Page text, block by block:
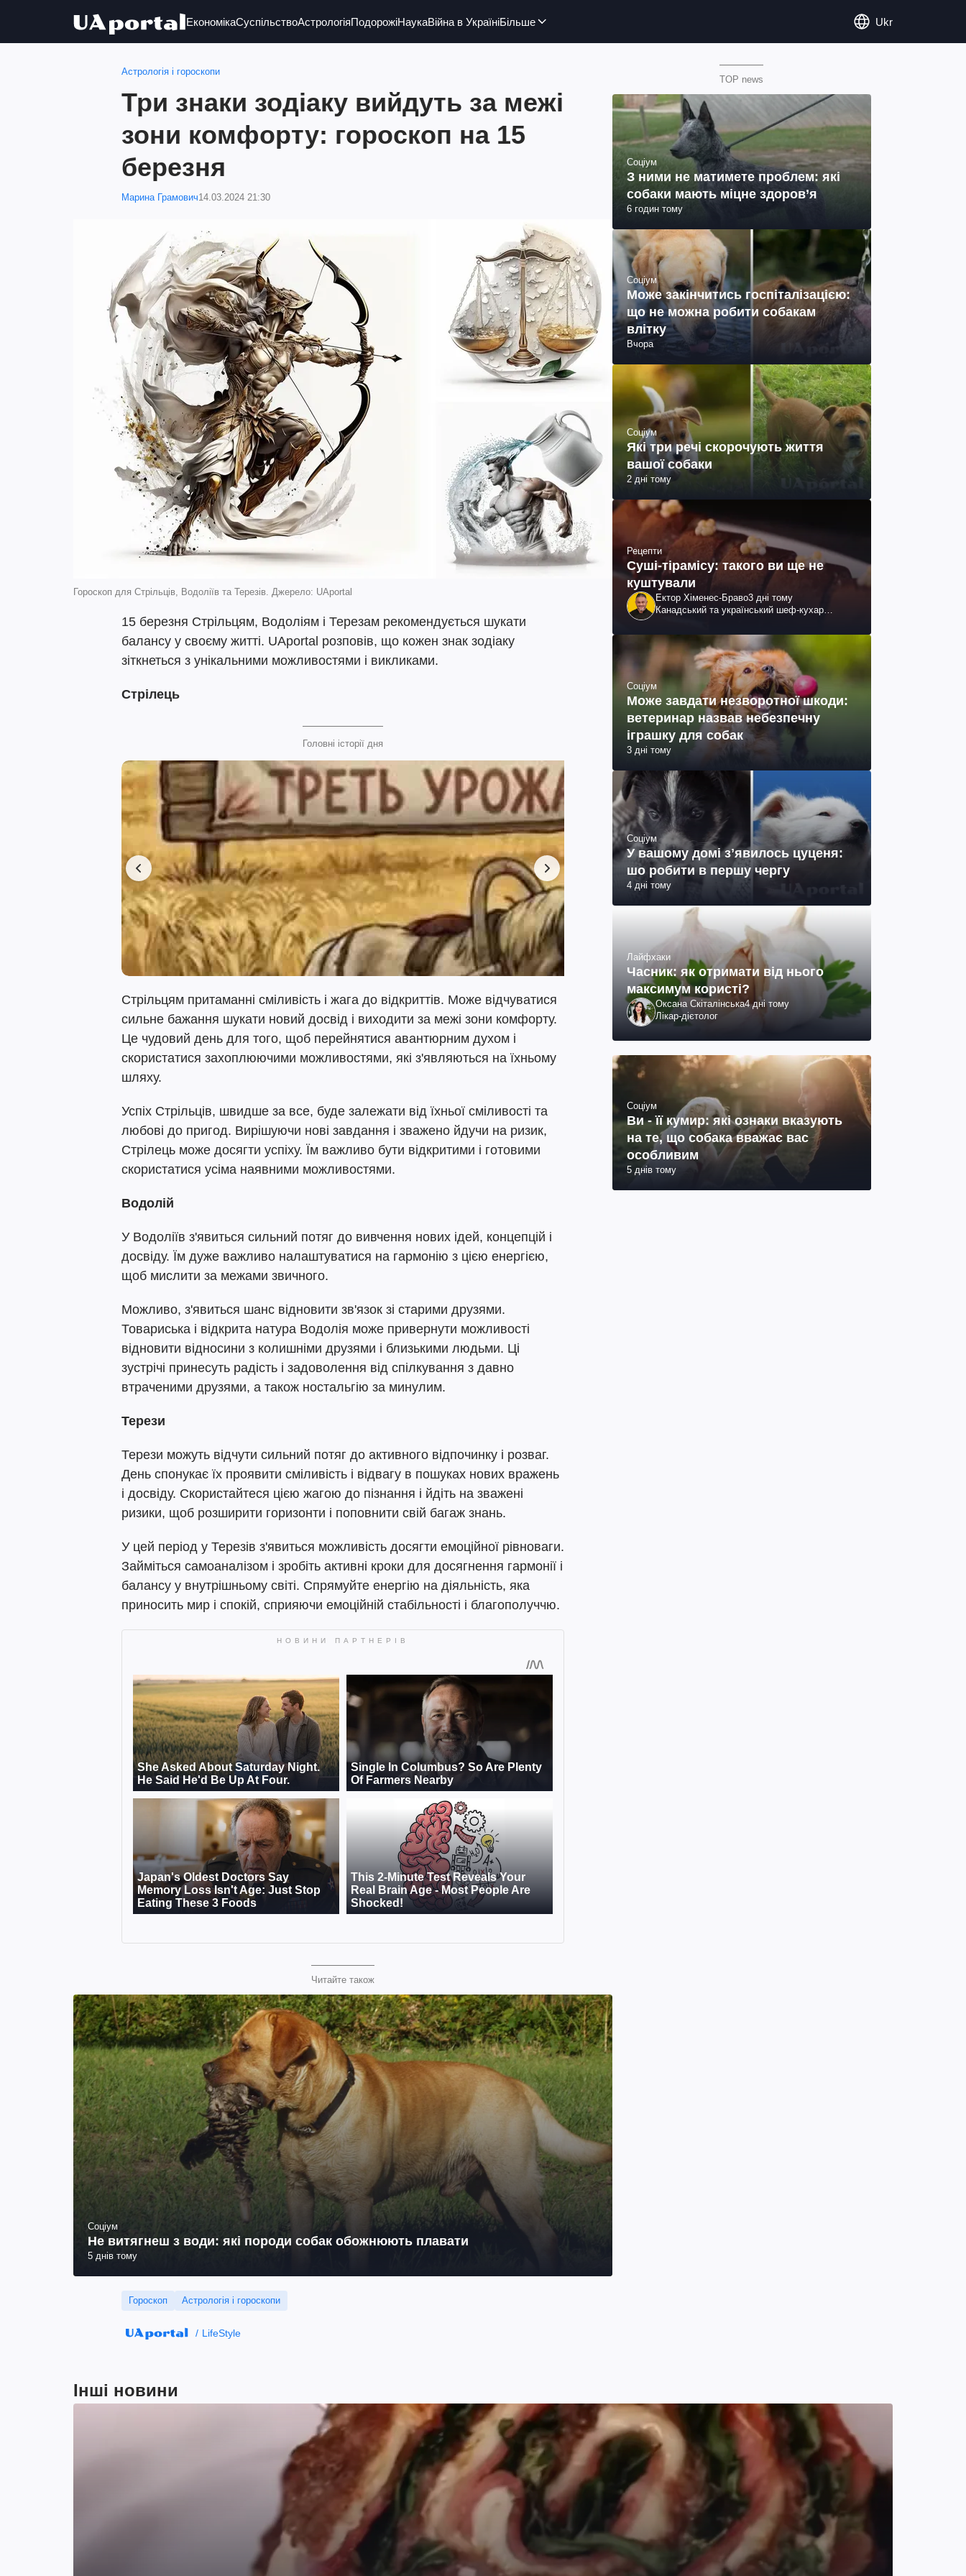
ЕкономікаСуспільствоАстрологіяПодорожіНаукаВійна в УкраїніБільше Ukr
Астрологія і гороскопи
Три знаки зодіаку вийдуть за межі
зони комфорту: гороскоп на 15
березня
Марина Грамович14.03.2024 21:30
Гороскоп для Стрільців, Водоліїв та Терезів. Джерело: UAportal
15 березня Стрільцям, Водоліям і Терезам рекомендується шукати
балансу у своєму житті. UAportal розповів, що кожен знак зодіаку
зіткнеться з унікальними можливостями і викликами.
Стрілець
Головні історії дня
Стрільцям притаманні сміливість і жага до відкриттів. Може відчуватися
сильне бажання шукати новий досвід і виходити за межі зони комфорту.
Це чудовий день для того, щоб перейнятися авантюрним духом і
скористатися захоплюючими можливостями, які з'являються на їхньому
шляху.
Успіх Стрільців, швидше за все, буде залежати від їхньої сміливості та
любові до пригод. Вирішуючи нові завдання і зважено йдучи на ризик,
Стрілець може досягти успіху. Їм важливо бути відкритими і готовими
скористатися усіма наявними можливостями.
Водолій
У Водоліїв з'явиться сильний потяг до вивчення нових ідей, концепцій і
досвіду. Їм дуже важливо налаштуватися на гармонію з цією енергією,
щоб мислити за межами звичного.
Можливо, з'явиться шанс відновити зв'язок зі старими друзями.
Товариська і відкрита натура Водолія може привернути можливості
відновити відносини з колишніми друзями і близькими людьми. Ці
зустрічі принесуть радість і задоволення від спілкування з давно
втраченими друзями, а також ностальгію за минулим.
Терези
Терези можуть відчути сильний потяг до активного відпочинку і розваг.
День спонукає їх проявити сміливість і відвагу в пошуках нових вражень
і досвіду. Скористайтеся цією жагою до пізнання і йдіть на зважені
ризики, щоб розширити горизонти і поповнити свій багаж знань.
У цей період у Терезів з'явиться можливість досягти емоційної рівноваги.
Займіться самоаналізом і зробіть активні кроки для досягнення гармонії і
балансу у внутрішньому світі. Спрямуйте енергію на діяльність, яка
приносить мир і спокій, сприяючи емоційній стабільності і благополуччю.
Читайте також
Соціум
Не витягнеш з води: які породи собак обожнюють плавати
5 днів тому
Гороскоп Астрологія і гороскопи
LifeStyle
TOP news
Соціум
З ними не матимете проблем: які
собаки мають міцне здоров’я
6 годин тому
Соціум
Може закінчитись госпіталізацією:
що не можна робити собакам
влітку
Вчора
Соціум
Які три речі скорочують життя
вашої собаки
2 дні тому
Рецепти
Суші-тірамісу: такого ви ще не
куштували
Ектор Хіменес-Браво3 дні тому
Канадський та український шеф-кухар
телеведучий
Соціум
Може завдати незворотної шкоди:
ветеринар назвав небезпечну
іграшку для собак
3 дні тому
Соціум
У вашому домі зʼявилось цуценя:
шо робити в першу чергу
4 дні тому
Лайфхаки
Часник: як отримати від нього
максимум користі?
Оксана Скіталінська4 дні тому
Лікар-дієтолог
Соціум
Ви - її кумир: які ознаки вказують
на те, що собака вважає вас
особливим
5 днів тому
Інші новини